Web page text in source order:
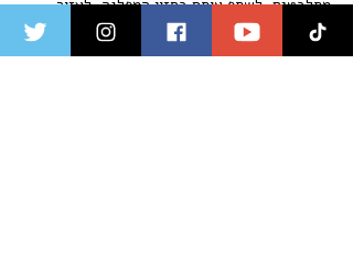
מתלבטים, לשתף אותם בחזון המפלגה, לעזור
להרחיב את המעגל.
פגשו פנים אל פנים את ירון וחברי המפלגה,